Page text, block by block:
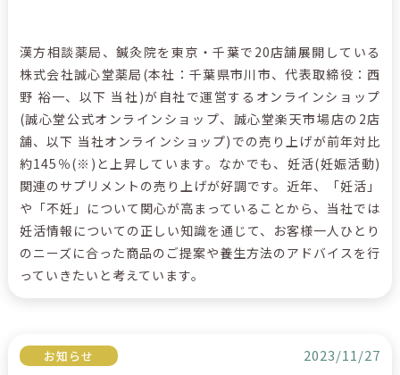
漢方相談薬局、鍼灸院を東京・千葉で20店舗展開している
株式会社誠心堂薬局(本社：千葉県市川市、代表取締役：西
野 裕一、以下 当社)が自社で運営するオンラインショップ
(誠心堂公式オンラインショップ、誠心堂楽天市場店の2店
舗、以下 当社オンラインショップ)での売り上げが前年対比
約145％(※)と上昇しています。なかでも、妊活(妊娠活動)
関連のサプリメントの売り上げが好調です。近年、「妊活」
や「不妊」について関心が高まっていることから、当社では
妊活情報についての正しい知識を通じて、お客様一人ひとり
のニーズに合った商品のご提案や養生方法のアドバイスを行
っていきたいと考えています。
お知らせ 2023/11/27